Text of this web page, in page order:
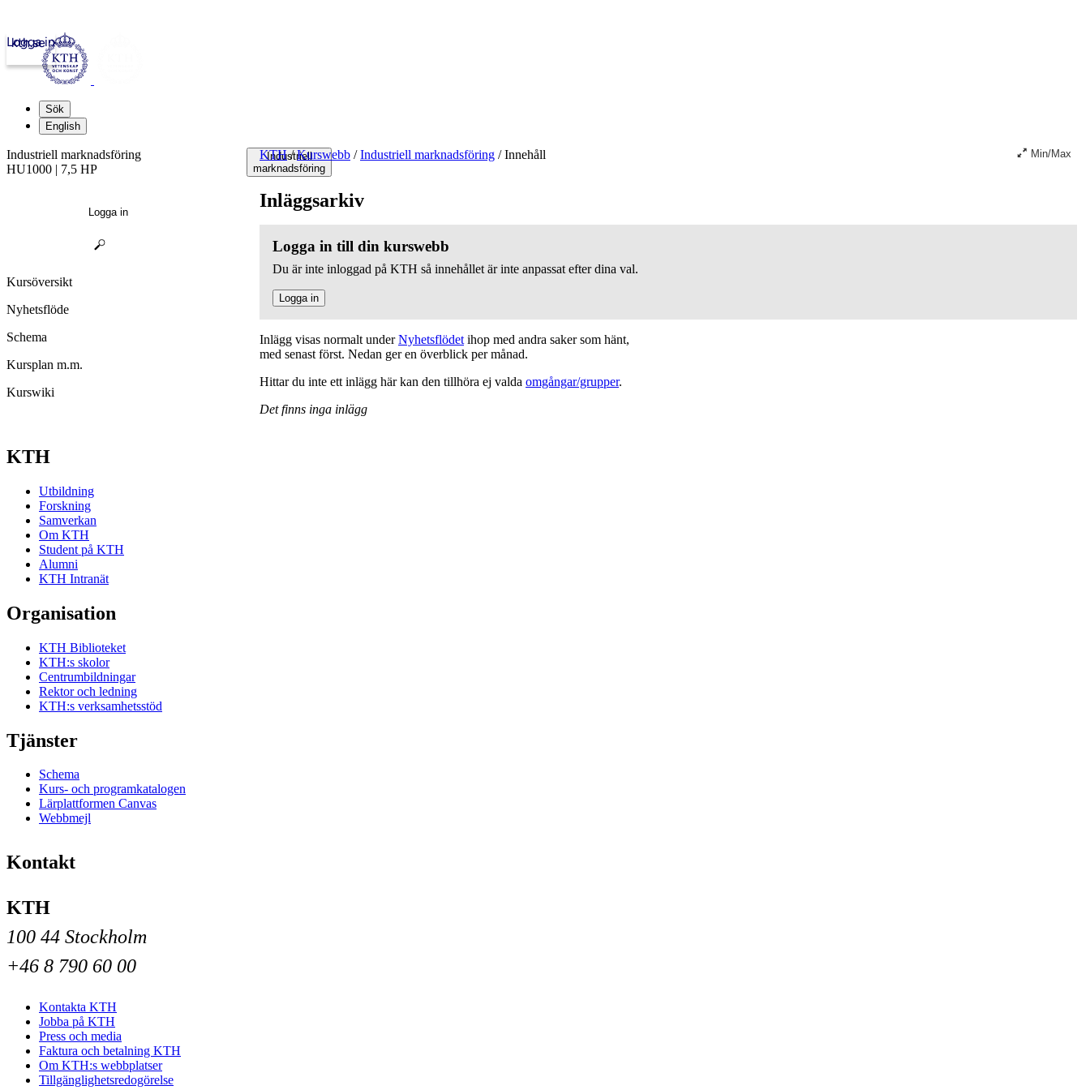
kth.se
Logga in
Sök
English
Industriell
marknadsföring
KTH / Kurswebb / Industriell marknadsföring /Innehåll Min/Max
Inläggsarkiv
Logga in till din kurswebb
Du är inte inloggad på KTH så innehållet är inte anpassat efter dina val.
Logga in
Inlägg visas normalt underNyhetsflödet ihop med andra saker som hänt,
med senast först. Nedan ger en överblick per månad.
Hittar du inte ett inlägg här kan den tillhöra ej valda omgångar/grupper.
Det finns inga inlägg
Industriell marknadsföring
HU1000 | 7,5 HP
Logga in
Kursöversikt
Nyhetsflöde
Schema
Kursplan m.m.
Kurswiki
KTH
Utbildning
Forskning
Samverkan
Om KTH
Student på KTH
Alumni
KTH Intranät
Organisation
KTH Biblioteket
KTH:s skolor
Centrumbildningar
Rektor och ledning
KTH:s verksamhetsstöd
Tjänster
Schema
Kurs- och programkatalogen
Lärplattformen Canvas
Webbmejl
Kontakt
KTH
100 44 Stockholm
+46 8 790 60 00
Kontakta KTH
Jobba på KTH
Press och media
Faktura och betalning KTH
Om KTH:s webbplatser
Tillgänglighetsredogörelse